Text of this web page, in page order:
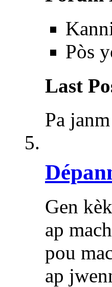
Pòs
Last
Pa janm
Gen
ap
pou
ap